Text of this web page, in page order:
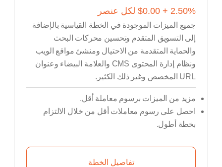
2.50% +
$0.00 لكل عنصر
جميع الميزات الموجودة في الخطة القياسية بالإضافة
إلى التسويق المتقدم وتحسين محركات البحث
والحماية المتقدمة من الاحتيال ومنشئ مواقع الويب
ونظام إدارة المحتوى CMS والعلامة البيضاء وعنوان
URL المخصص وغير ذلك الكثير.
مزيد من الميزات برسوم معاملة أقل.
احصل على رسوم معاملات أقل من خلال الالتزام
بخطة أطول.
تفاصيل الخطة